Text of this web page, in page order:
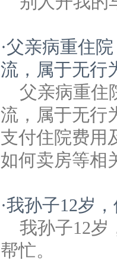
·父亲病重住
流，属于无行
父亲病重住
流，属于无行
支付住院费用
如何卖房等相
·我孙子12岁
我孙子12岁
帮忙。